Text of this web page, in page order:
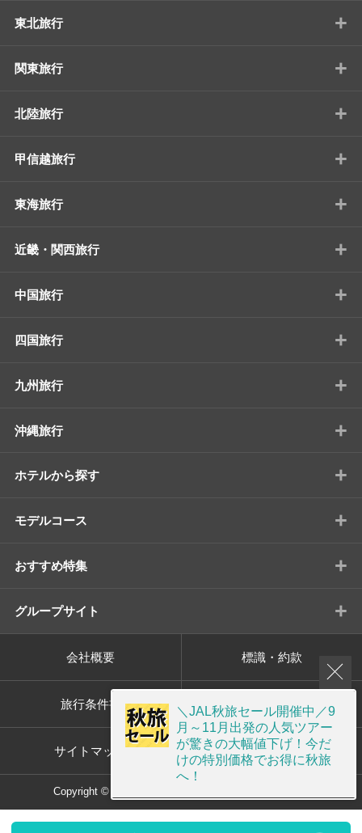
東北旅行 +
関東旅行 +
北陸旅行 +
甲信越旅行 +
東海旅行 +
近畿・関西旅行 +
中国旅行 +
四国旅行 +
九州旅行 +
沖縄旅行 +
ホテルから探す +
モデルコース +
おすすめ特集 +
グループサイト +
会社概要 標識・約款
旅行条件書 プライバシーポリシー
サイトマップ 画面共有サポート
Copyright © ORION TOUR Co.,Ltd. All rights reserved.
＼JAL秋旅セール開催中／9
月～11月出発の人気ツアー
が驚きの大幅値下げ！今だ
けの特別価格でお得に秋旅
へ！